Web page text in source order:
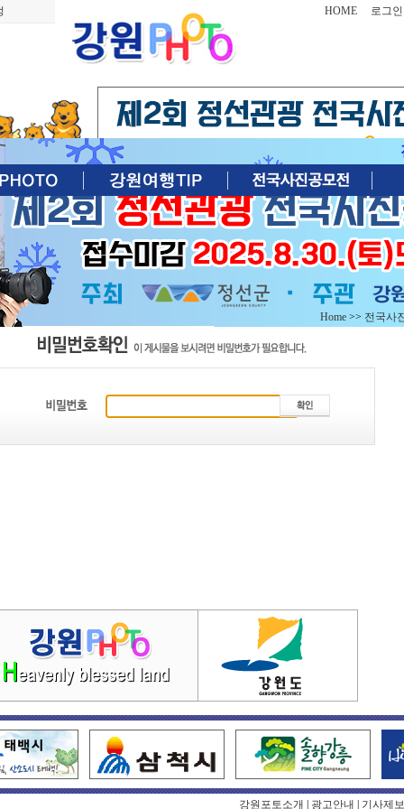
HOME 로그인
Home >> 전국사
강원포토소개 광고안내 기사제보